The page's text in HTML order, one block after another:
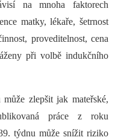
na mnoha faktorech
matky, lékaře, šetrnost
proveditelnost, cena
při volbě indukčního
zlepšit jak mateřské,
práce z roku
týdnu může snížit riziko